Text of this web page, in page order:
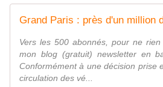
Vers les 500 abonnés, pour ne
mon blog (gratuit) newsletter en
Conformément à une décision prise
circulation des vé...